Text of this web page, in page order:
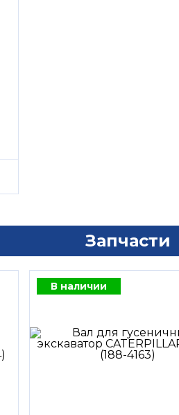
Запчасти
В наличии